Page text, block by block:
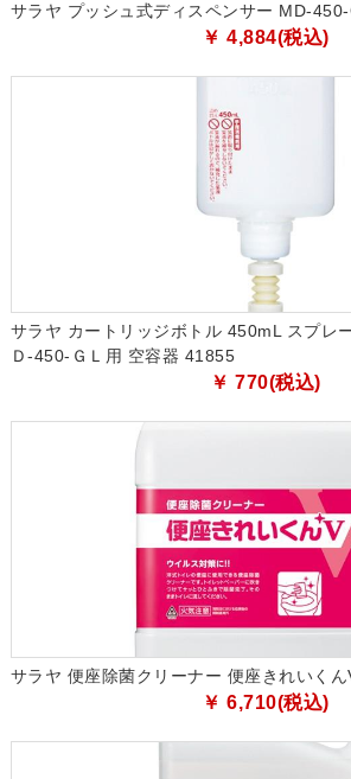
サラヤ プッシュ式ディスペンサー MD-
￥ 4,884(税込)
サラヤ カートリッジボトル 450mL スプレ
Ｄ-450-ＧＬ用 空容器 41855
￥ 770(税込)
サラヤ 便座除菌クリーナー 便座きれいく
￥ 6,710(税込)